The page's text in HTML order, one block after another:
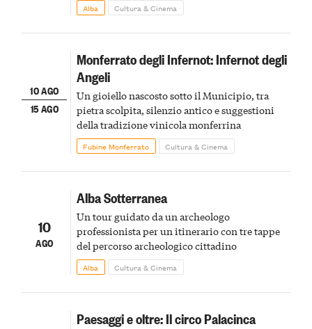
Alba Cultura & Cinema
10 AGO
15 AGO
Monferrato degli Infernot: Infernot degli
Angeli
Un gioiello nascosto sotto il Municipio, tra
pietra scolpita, silenzio antico e suggestioni
della tradizione vinicola monferrina
Fubine Monferrato Cultura & Cinema
10
AGO
Alba Sotterranea
Un tour guidato da un archeologo
professionista per un itinerario con tre tappe
del percorso archeologico cittadino
Alba Cultura & Cinema
Paesaggi e oltre: Il circo Palacinca